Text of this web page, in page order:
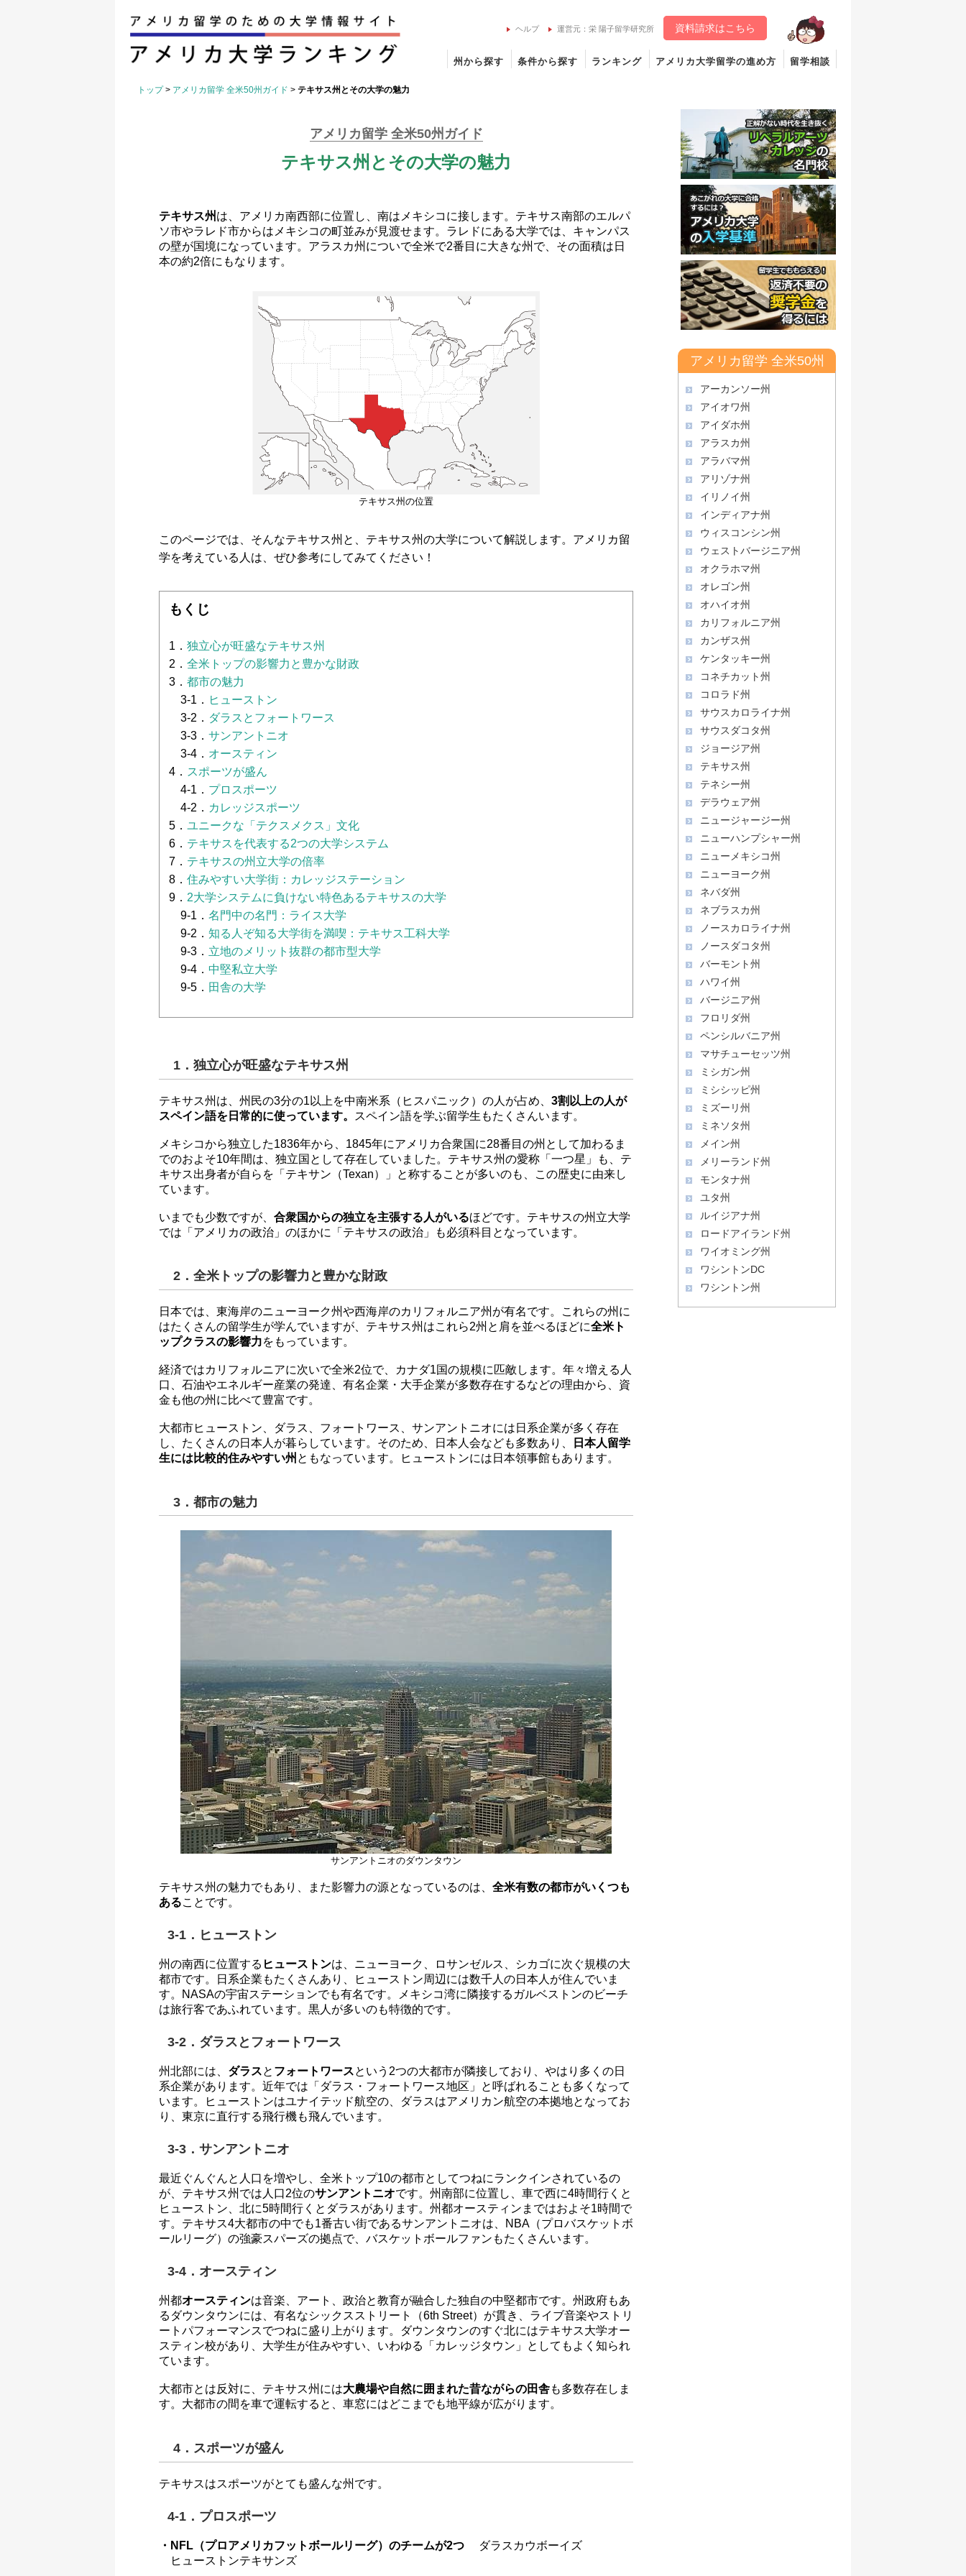
ヘルプ 運営元：栄 陽子留学研究所 資料請求はこちら
州から探す 条件から探す ランキング アメリカ大学留学の進め方 留学相談
トップ > アメリカ留学 全米50州ガイド > テキサス州とその大学の魅力
アメリカ留学 全米50州ガイド
テキサス州とその大学の魅力
テキサス州 は、アメリカ南西部に位置し、南はメキシコに接します。テキサス南部のエルパ
ソ市やラレド市からはメキシコの町並みが見渡せます。ラレドにある大学では、キャンパス
の壁が国境になっています。アラスカ州についで全米で2番目に大きな州で、その面積は日
本の約2倍にもなります。
テキサス州の位置
このページでは、そんなテキサス州と、テキサス州の大学について解説します。アメリカ留
学を考えている人は、ぜひ参考にしてみてください！
もくじ
1． 独立心が旺盛なテキサス州
2． 全米トップの影響力と豊かな財政
3． 都市の魅力
3-1． ヒューストン
3-2． ダラスとフォートワース
3-3． サンアントニオ
3-4． オースティン
4． スポーツが盛ん
4-1． プロスポーツ
4-2． カレッジスポーツ
5． ユニークな「テクスメクス」文化
6． テキサスを代表する2つの大学システム
7． テキサスの州立大学の倍率
8． 住みやすい大学街：カレッジステーション
9． 2大学システムに負けない特色あるテキサスの大学
9-1． 名門中の名門：ライス大学
9-2． 知る人ぞ知る大学街を満喫：テキサス工科大学
9-3． 立地のメリット抜群の都市型大学
9-4． 中堅私立大学
9-5． 田舎の大学
1．独立心が旺盛なテキサス州
テキサス州は、州民の3分の1以上を中南米系（ヒスパニック）の人が占め、 3割以上の人が
スペイン語を日常的に使っています。
スペイン語を学ぶ留学生もたくさんいます。
メキシコから独立した1836年から、1845年にアメリカ合衆国に28番目の州として加わるま
でのおよそ10年間は、独立国として存在していました。テキサス州の愛称「一つ星」も、テ
キサス出身者が自らを「テキサン（Texan）」と称することが多いのも、この歴史に由来し
ています。
いまでも少数ですが、 合衆国からの独立を主張する人がいるほどです。テキサスの州立大学
では「アメリカの政治」のほかに「テキサスの政治」も必須科目となっています。
2．全米トップの影響力と豊かな財政
日本では、東海岸のニューヨーク州や西海岸のカリフォルニア州が有名です。これらの州に
はたくさんの留学生が学んでいますが、テキサス州はこれら2州と肩を並べるほどに全米ト
ップクラスの影響力をもっています。
経済ではカリフォルニアに次いで全米2位で、カナダ1国の規模に匹敵します。年々増える人
口、石油やエネルギー産業の発達、有名企業・大手企業が多数存在するなどの理由から、資
金も他の州に比べて豊富です。
大都市ヒューストン、ダラス、フォートワース、サンアントニオには日系企業が多く存在
し、たくさんの日本人が暮らしています。そのため、日本人会なども多数あり、
日本人留学
生には比較的住みやすい州 ともなっています。ヒューストンには日本領事館もあります。
3．都市の魅力
サンアントニオのダウンタウン
テキサス州の魅力でもあり、また影響力の源となっているのは、 全米有数の都市がいくつも
あることです。
3-1．ヒューストン
州の南西に位置する ヒューストンは、ニューヨーク、ロサンゼルス、シカゴに次ぐ規模の大
都市です。日系企業もたくさんあり、ヒューストン周辺には数千人の日本人が住んでいま
す。NASAの宇宙ステーションでも有名です。メキシコ湾に隣接するガルベストンのビーチ
は旅行客であふれています。黒人が多いのも特徴的です。
3-2．ダラスとフォートワース
州北部には、 ダラスと フォートワースという2つの大都市が隣接しており、やはり多くの日
系企業があります。近年では「ダラス・フォートワース地区」と呼ばれることも多くなって
います。ヒューストンはユナイテッド航空の、ダラスはアメリカン航空の本拠地となってお
り、東京に直行する飛行機も飛んでいます。
3-3．サンアントニオ
最近ぐんぐんと人口を増やし、全米トップ10の都市としてつねにランクインされているの
が、テキサス州では人口2位のサンアントニオです。州南部に位置し、車で西に4時間行くと
ヒューストン、北に5時間行くとダラスがあります。州都オースティンまではおよそ1時間で
す。テキサス4大都市の中でも1番古い街であるサンアントニオは、NBA（プロバスケットボ
ールリーグ）の強豪スパーズの拠点で、バスケットボールファンもたくさんいます。
3-4．オースティン
州都オースティンは音楽、アート、政治と教育が融合した独自の中堅都市です。州政府もあ
るダウンタウンには、有名なシックスストリート（6th Street）が貫き、ライブ音楽やストリ
ートパフォーマンスでつねに盛り上がります。ダウンタウンのすぐ北にはテキサス大学オー
スティン校があり、大学生が住みやすい、いわゆる「カレッジタウン」としてもよく知られ
ています。
大都市とは反対に、テキサス州には大農場や自然に囲まれた昔ながらの田舎も多数存在しま
す。大都市の間を車で運転すると、車窓にはどこまでも地平線が広がります。
4．スポーツが盛ん
テキサスはスポーツがとても盛んな州です。
4-1．プロスポーツ
・NFL（プロアメリカフットボールリーグ）のチームが2つ ダラスカウボーイズ
ヒューストンテキサンズ
アメリカ留学 全米50州
アーカンソー州
アイオワ州
アイダホ州
アラスカ州
アラバマ州
アリゾナ州
イリノイ州
インディアナ州
ウィスコンシン州
ウェストバージニア州
オクラホマ州
オレゴン州
オハイオ州
カリフォルニア州
カンザス州
ケンタッキー州
コネチカット州
コロラド州
サウスカロライナ州
サウスダコタ州
ジョージア州
テキサス州
テネシー州
デラウェア州
ニュージャージー州
ニューハンプシャー州
ニューメキシコ州
ニューヨーク州
ネバダ州
ネブラスカ州
ノースカロライナ州
ノースダコタ州
バーモント州
ハワイ州
バージニア州
フロリダ州
ペンシルバニア州
マサチューセッツ州
ミシガン州
ミシシッピ州
ミズーリ州
ミネソタ州
メイン州
メリーランド州
モンタナ州
ユタ州
ルイジアナ州
ロードアイランド州
ワイオミング州
ワシントンDC
ワシントン州